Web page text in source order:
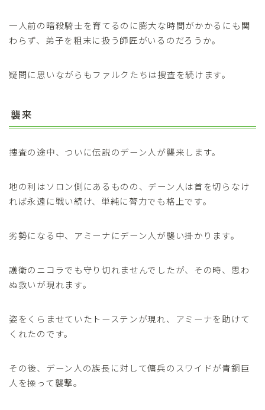
一人前の暗殺騎士を育てるのに膨大な時間がかかるにも関
わらず、弟子を粗末に扱う師匠がいるのだろうか。
疑問に思いながらもファルクたちは捜査を続けます。
襲来
捜査の途中、ついに伝説のデーン人が襲来します。
地の利はソロン側にあるものの、デーン人は首を切らなけ
れば永遠に戦い続け、単純に膂力でも格上です。
劣勢になる中、アミーナにデーン人が襲い掛かります。
護衛のニコラでも守り切れませんでしたが、その時、思わ
ぬ救いが現れます。
姿をくらませていたトーステンが現れ、アミーナを助けて
くれたのです。
その後、デーン人の族長に対して傭兵のスワイドが青銅巨
人を操って襲撃。